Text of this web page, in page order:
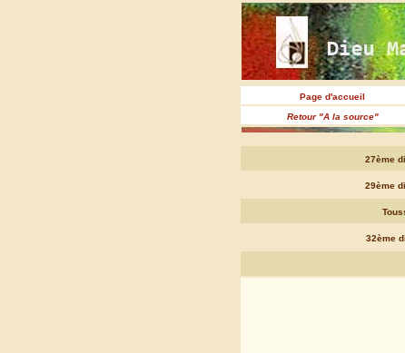
Page d'accueil
Retour "A la source"
27ème
29ème
32ème